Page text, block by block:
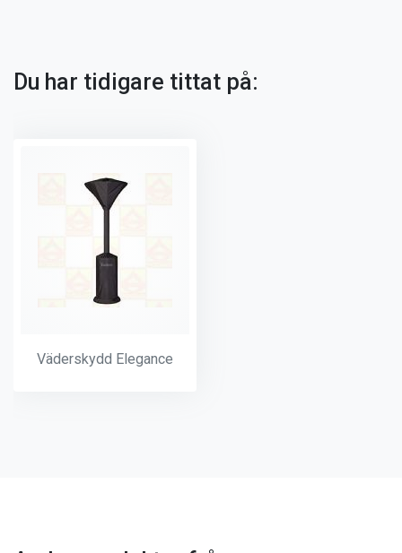
Du har tidigare tittat på:
Väderskydd Elegance